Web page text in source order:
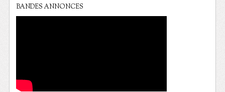
BANDES ANNONCES